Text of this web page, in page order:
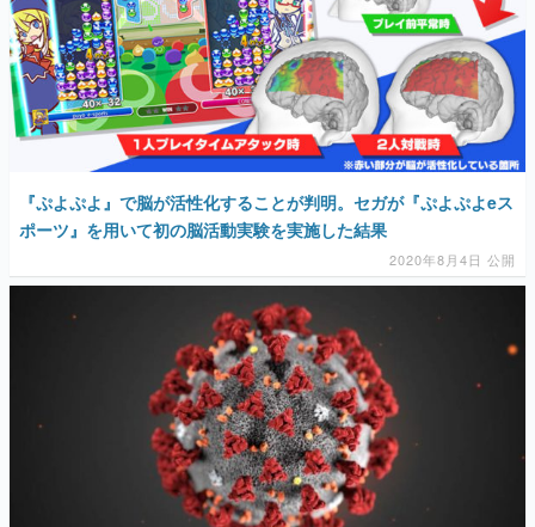
『ぷよぷよ』で脳が活性化することが判明。セガが『ぷよぷよeス
ポーツ』を用いて初の脳活動実験を実施した結果
2020年8月4日 公開